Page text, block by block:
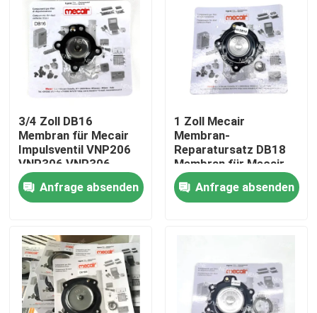
Zu Hause
Videos
3/4 Zoll DB16
Membran für Mecair
Impulsventil VNP206
VNP306 VNP306
VEM306
Anfrage absenden
1 Zoll Mecair
Membran-
Reparatursatz DB18
Membran für Mecair
Impulsventil VNP208
VNP308 VEM208
VEM308 VNP408
Anfrage absenden